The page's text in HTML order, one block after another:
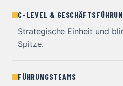
C-LEVEL &
Strategische Einheit und
Spitze.
FÜHRUNGSTEAMS